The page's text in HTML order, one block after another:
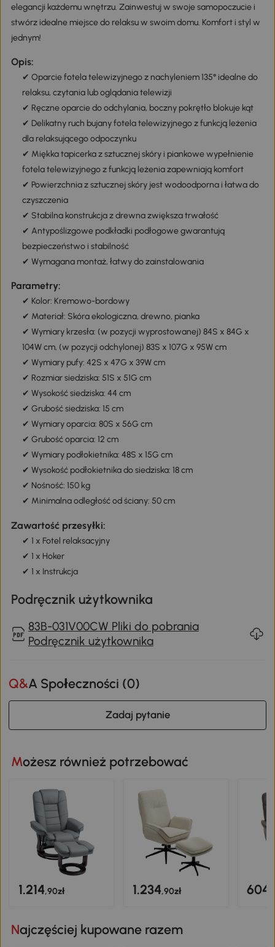
elegancji każdemu wnętrzu. Zainwestuj w swoje samopoczucie i
stwórz idealne miejsce do relaksu w swoim domu. Komfort i styl w
jednym!
Opis:
✔ Oparcie fotela telewizyjnego z nachyleniem 135° idealne do
relaksu, czytania lub oglądania telewizji
✔ Ręczne oparcie do odchylania, boczny pokrętło blokuje kąt
✔ Delikatny ruch bujany fotela telewizyjnego z funkcją leżenia
dla relaksującego odpoczynku
✔ Miękka tapicerka z sztucznej skóry i piankowe wypełnienie
fotela telewizyjnego z funkcją leżenia zapewniają komfort
✔ Powierzchnia z sztucznej skóry jest wodoodporna i łatwa do
czyszczenia
✔ Stabilna konstrukcja z drewna zwiększa trwałość
✔ Antypoślizgowe podkładki podłogowe gwarantują
bezpieczeństwo i stabilność
✔ Wymagana montaż, łatwy do zainstalowania
Parametry:
✔ Kolor: Kremowo-bordowy
✔ Materiał: Skóra ekologiczna, drewno, pianka
✔ Wymiary krzesła: (w pozycji wyprostowanej) 84S x 84G x
104W cm, (w pozycji odchylonej) 83S x 107G x 95W cm
✔ Wymiary pufy: 42S x 47G x 39W cm
✔ Rozmiar siedziska: 51S x 51G cm
✔ Wysokość siedziska: 44 cm
✔ Grubość siedziska: 15 cm
✔ Wymiary oparcia: 80S x 56G cm
✔ Grubość oparcia: 12 cm
✔ Wymiary podłokietnika: 48S x 15G cm
✔ Wysokość podłokietnika do siedziska: 18 cm
✔ Nośność: 150 kg
✔ Minimalna odległość od ściany: 50 cm
Zawartość przesyłki:
✔ 1 x Fotel relaksacyjny
✔ 1 x Hoker
✔ 1 x Instrukcja
Podręcznik użytkownika
83B-031V00CW Pliki do pobrania
Podręcznik użytkownika
Q&A Społeczności (0)
Zadaj pytanie
Możesz również potrzebować
1.214,90zł 1.234,90zł 604
Najczęściej kupowane razem